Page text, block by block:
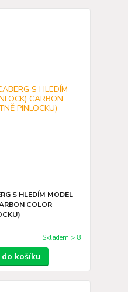
S HLEDÍM MODEL
COLOR
Skladem > 8
košíku